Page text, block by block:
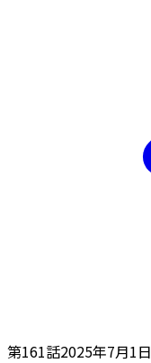
第161話2025年7月1日